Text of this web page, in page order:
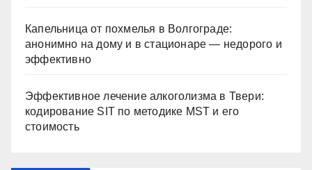
Капельница от похмелья в Волгограде:
анонимно на дому и в стационаре — недорого и
эффективно
Эффективное лечение алкоголизма в Твери:
кодирование SIT по методике MST и его
стоимость